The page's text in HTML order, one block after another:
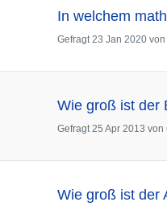
In welchem
Gefragt 23 Jan 2020 von
Wie groß ist der
Gefragt 25 Apr 2013 von
Wie groß ist der